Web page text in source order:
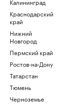
Краснодарский
край
Нижний
Новгород
Пермский край
Ростов-на-Дону
Татарстан
Тюмень
Черноземье